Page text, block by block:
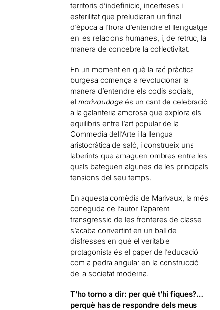
territoris d’indefinició, incerteses i
esterilitat que preludiaran un final
d’època a l’hora d’entendre el llenguatge
en les relacions humanes, i, de retruc, la
manera de concebre la col·lectivitat.
En un moment en què la raó pràctica
burgesa comença a revolucionar la
manera d’entendre els codis socials,
elmarivaudage és un cant de celebració
a la galanteria amorosa que explora els
equilibris entre l’art popular de la
Commedia dell’Arte i la llengua
aristocràtica de saló, i construeix uns
laberints que amaguen ombres entre les
quals bateguen algunes de les principals
tensions del seu temps.
En aquesta comèdia de Marivaux, la més
coneguda de l’autor, l’aparent
transgressió de les fronteres de classe
s’acaba convertint en un ball de
disfresses en què el veritable
protagonista és el paper de l’educació
com a pedra angular en la construcció
de la societat moderna.
T’ho torno a dir: per què t’hi fiques?…
perquè has de respondre dels meus